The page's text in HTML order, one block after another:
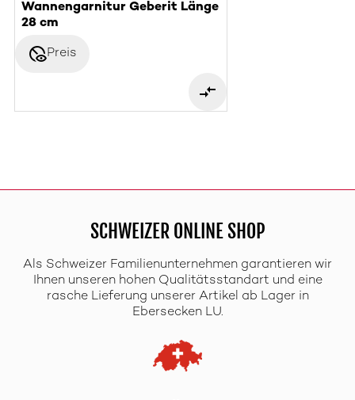
Wannengarnitur Geberit Länge
28 cm
disabled_visiblePreis
SCHWEIZER ONLINE SHOP
Als Schweizer Familienunternehmen garantieren wir
Ihnen unseren hohen Qualitätsstandart und eine
rasche Lieferung unserer Artikel ab Lager in
Ebersecken LU.